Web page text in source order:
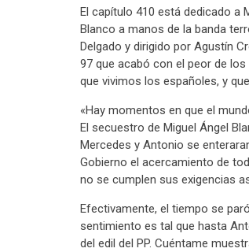
El capítulo 410 está dedicado a
Blanco a manos de la banda
Delgado y dirigido por Agustín
97 que acabó con el peor de
que vivimos los españoles, y
«Hay momentos en que el
El secuestro de Miguel Ángel
Mercedes y Antonio se
Gobierno el acercamiento de
no se cumplen sus exigencias
Efectivamente, el tiempo se
sentimiento es tal que hasta
del edil del PP. Cuéntame